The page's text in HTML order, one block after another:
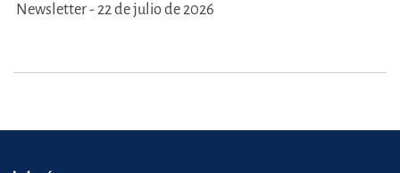
Newsletter - 22 de julio de 2026